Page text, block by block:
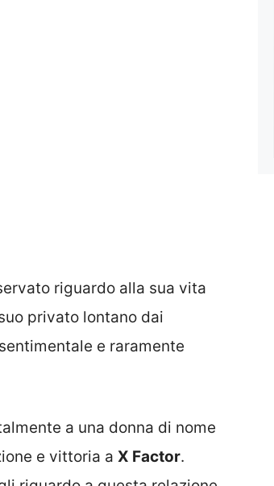
riguardo alla sua vita
privato lontano dai
e raramente
a una donna di nome
e vittoria a X Factor.